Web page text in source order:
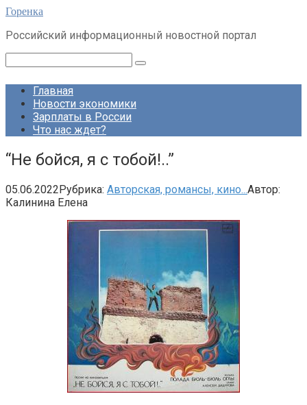
Перейти
контенту
Горенка
Российский информационный новостной портал
Главная
Новости экономики
Зарплаты в России
Что нас ждет?
“Не бойся, я с тобой!..”
05.06.2022Рубрика: Авторская, романсы, кино...Автор:
Калинина Елена